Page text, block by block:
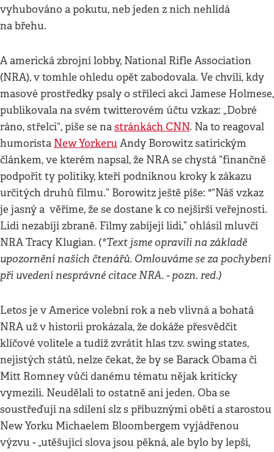
vyhubováno a pokutu, neb jeden z nich nehlídá
na břehu.
A americká zbrojní lobby, National Rifle Association
(NRA), v tomhle ohledu opět zabodovala. Ve chvíli, kdy
masové prostředky psaly o střílecí akci Jamese Holmese,
publikovala na svém twitterovém účtu vzkaz: „Dobré
ráno, střelci“, píše se nastránkách CNN. Na to reagoval
humorista New Yorkeru Andy Borowitz satirickým
článkem, ve kterém napsal, že NRA se chystá “finančně
podpořit ty politiky, kteří podniknou kroky k zákazu
určitých druhů filmu.” Borowitz ještě píše: "“Náš vzkaz
je jasný a věříme, že se dostane k co nejširší veřejnosti.
Lidi nezabíjí zbraně. Filmy zabíjejí lidi,” ohlásil mluvčí
NRA Tracy Klugian. (*Text jsme opravili na základě
upozornění našich čtenářů. Omlouváme se za pochybení
při uvedení nesprávné citace NRA. - pozn. red.)
Letos je v Americe volební rok a neb vlivná a bohatá
NRA už v historii prokázala, že dokáže přesvědčit
klíčové volitele a tudíž zvrátit hlas tzv. swing states,
nejistých států, nelze čekat, že by se Barack Obama či
Mitt Romney vůči danému tématu nějak kriticky
vymezili. Neudělali to ostatně ani jeden. Oba se
soustřeďují na sdílení slz s příbuznými obětí a starostou
New Yorku Michaelem Bloombergem vyjádřenou
výzvu - „utěšující slova jsou pěkná, ale bylo by lepší,